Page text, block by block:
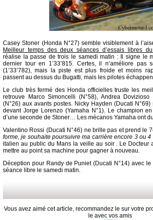
Casey Stoner (Honda N°27) semble visiblement à
Meilleur temps des deux séances d’essais libres
réalise la passe de trois le samedi matin : Il signe le
dernier tour en 1’33’815. Certes, il n’améliore pas
(1’33’782), mais la piste est plus froide et moins
passent au dessus du Bugatti, mais les pilotes
Le club très fermé des Honda officielles truste les
retrouve Marco Simoncelli (N°58), Andrea
(N°26) aux avants postes. Nicky Hayden (Ducati
devant Jorge Lorenzo (Yamaha N°1). Le champion
d’une seconde de Stoner… Les mécanos Yamaha ont
Valentino Rossi (Ducati N°46) ne brille pas et prend le
forme, je souhaite poursuivre ma carrière encore 3 ou 4
italien au public du Mans la veille au soir . Le Docteur
mettre au point sa machine pour gagner à nouveau.
Déception pour Randy de Puniet (Ducati N°14) avec
séance libre le samedi matin.
Vous avez aimé cet article, recommandez le sur votre
le avec vos amis